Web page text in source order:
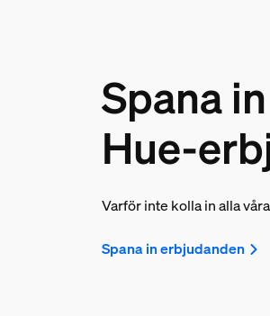
Spana
Hue-
Varför inte kolla in alla
Spana in erbjudanden